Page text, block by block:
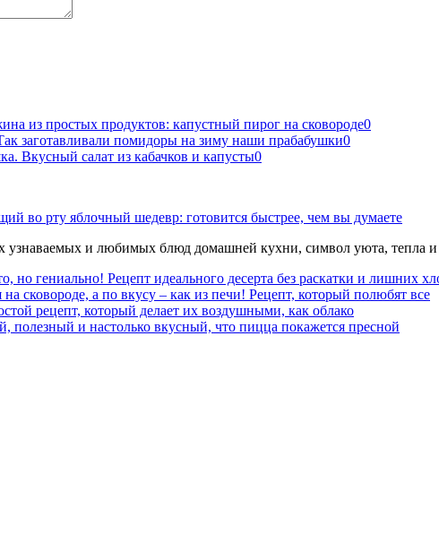
из простых продуктов: капустный пирог на сковороде0
заготавливали помидоры на зиму наши прабабушки0
Вкусный салат из кабачков и капусты0
во рту яблочный шедевр: готовится быстрее, чем вы думаете
и любимых блюд домашней кухни, символ уюта, тепла и
гениально! Рецепт идеального десерта без раскатки и лишних
сковороде, а по вкусу – как из печи! Рецепт, который полюбят все
рецепт, который делает их воздушными, как облако
и настолько вкусный, что пицца покажется пресной